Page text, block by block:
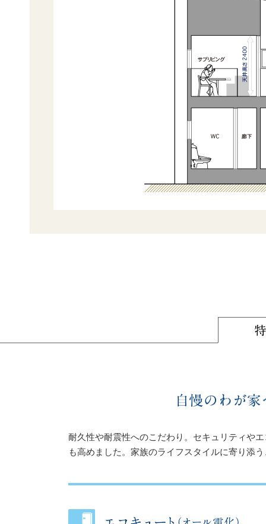
耐久性や耐震性へのこだわり。セキュリティや
も高めました。家族のライフスタイルに寄り添